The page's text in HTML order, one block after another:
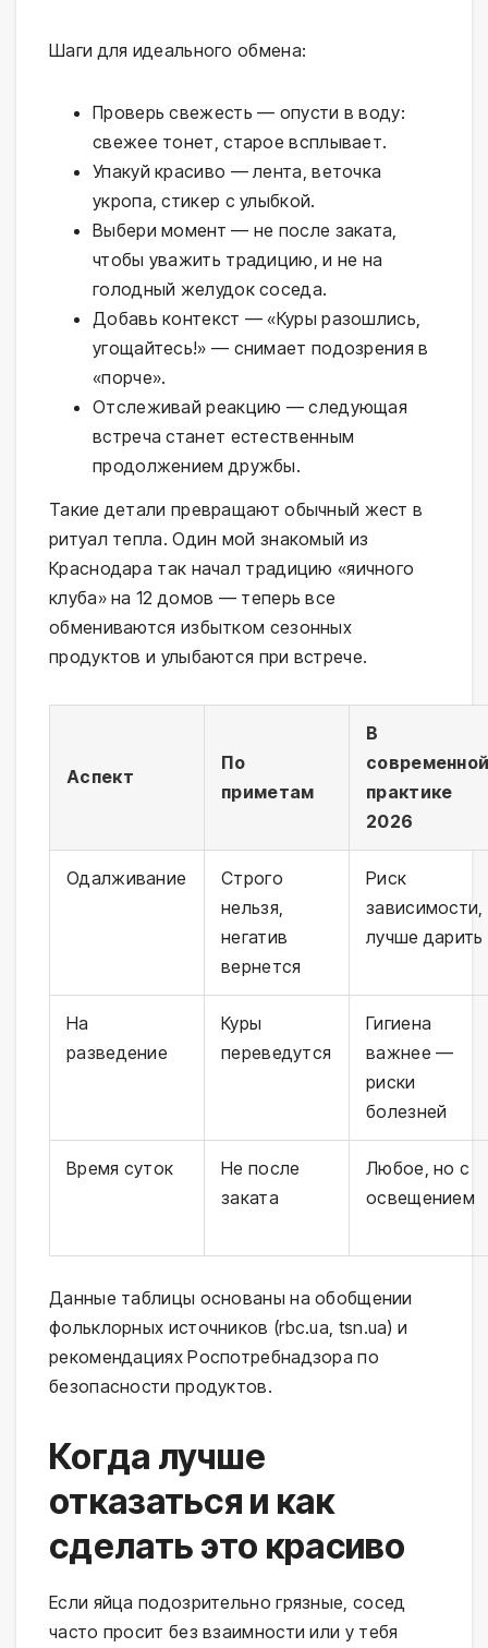
Шаги для идеального обмена:
Проверь свежесть — опусти в воду:
свежее тонет, старое всплывает.
Упакуй красиво — лента, веточка
укропа, стикер с улыбкой.
Выбери момент — не после заката,
чтобы уважить традицию, и не на
голодный желудок соседа.
Добавь контекст — «Куры разошлись,
угощайтесь!» — снимает подозрения в
«порче».
Отслеживай реакцию — следующая
встреча станет естественным
продолжением дружбы.
Такие детали превращают обычный жест в
ритуал тепла. Один мой знакомый из
Краснодара так начал традицию «яичного
клуба» на 12 домов — теперь все
обмениваются избытком сезонных
продуктов и улыбаются при встрече.
Аспект
По
приметам
В
практике
2026
Одалживание
Строго
нельзя,
негатив
вернется
Риск
зависимости,
лучше дарить
На
разведение
Куры
переведутся
Гигиена
важнее —
риски
болезней
Время суток
Не после
заката
Любое, но с
освещением
Данные таблицы основаны на обобщении
фольклорных источников (rbc.ua, tsn.ua) и
рекомендациях Роспотребнадзора по
безопасности продуктов.
Когда лучше
отказаться и как
сделать это красиво
Если яйца подозрительно грязные, сосед
часто просит без взаимности или у тебя